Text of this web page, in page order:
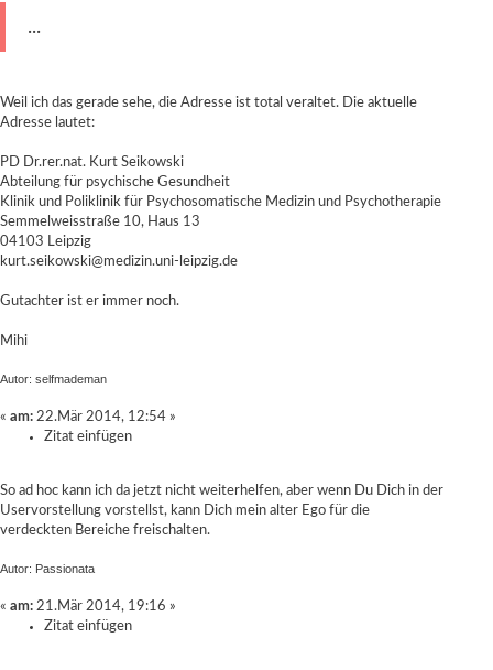
...
Weil ich das gerade sehe, die Adresse ist total veraltet. Die aktuelle
Adresse lautet:
PD Dr.rer.nat. Kurt Seikowski
Abteilung für psychische Gesundheit
Klinik und Poliklinik für Psychosomatische Medizin und Psychotherapie
Semmelweisstraße 10, Haus 13
04103 Leipzig
kurt.seikowski@medizin.uni-leipzig.de
Gutachter ist er immer noch.
Mihi
Autor: selfmademan
« am: 22.Mär 2014, 12:54 »
Zitat einfügen
So ad hoc kann ich da jetzt nicht weiterhelfen, aber wenn Du Dich in der
Uservorstellung vorstellst, kann Dich mein alter Ego für die
verdeckten Bereiche freischalten.
Autor: Passionata
« am: 21.Mär 2014, 19:16 »
Zitat einfügen